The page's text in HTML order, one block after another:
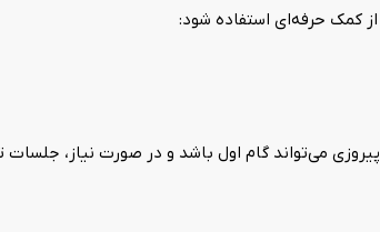
کمک حرفه‌ای استفاده شود:
می‌تواند گام اول باشد و در صورت نیاز،